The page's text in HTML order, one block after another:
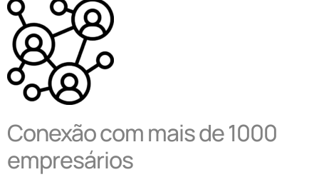
Conexão com mais de 1000
empresários